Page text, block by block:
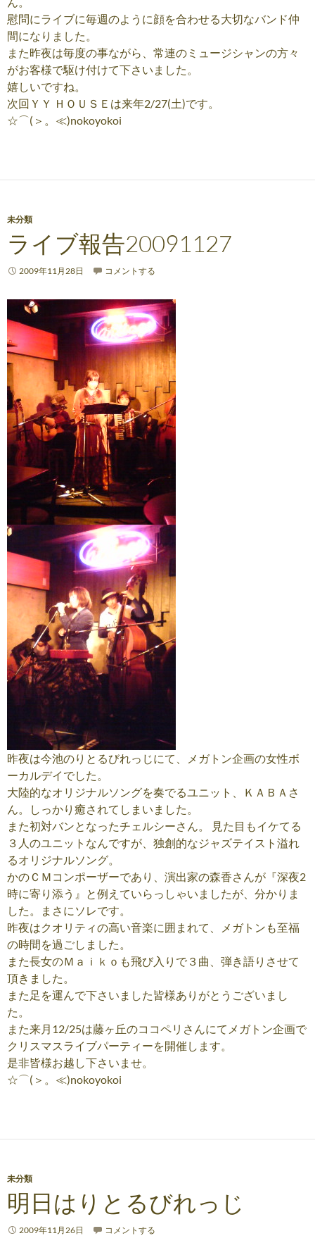
慰問にライブに毎週のように顔を合わせる大切なバンド仲
間になりました。
また昨夜は毎度の事ながら、常連のミュージシャンの方々
がお客様で駆け付けて下さいました。
嬉しいですね。
次回ＹＹ ＨＯＵＳＥは来年2/27(土)です。
☆⌒(＞。≪)nokoyokoi
未分類
ライブ報告20091127
2009年11月28日 コメントする
昨夜は今池のりとるびれっじにて、メガトン企画の女性ボ
ーカルデイでした。
大陸的なオリジナルソングを奏でるユニット、ＫＡＢＡさ
ん。しっかり癒されてしまいました。
また初対バンとなったチェルシーさん。 見た目もイケてる
３人のユニットなんですが、独創的なジャズテイスト溢れ
るオリジナルソング。
かのＣＭコンポーザーであり、演出家の森香さんが『深夜2
時に寄り添う』と例えていらっしゃいましたが、分かりま
した。まさにソレです。
昨夜はクオリティの高い音楽に囲まれて、メガトンも至福
の時間を過ごしました。
また長女のＭａｉｋｏも飛び入りで３曲、弾き語りさせて
頂きました。
また足を運んで下さいました皆様ありがとうございまし
た。
また来月12/25は藤ヶ丘のココペリさんにてメガトン企画で
クリスマスライブパーティーを開催します。
是非皆様お越し下さいませ。
☆⌒(＞。≪)nokoyokoi
未分類
明日はりとるびれっじ
2009年11月26日 コメントする